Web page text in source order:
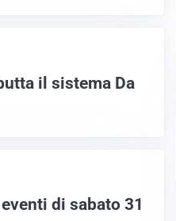
il sistema Da
di sabato 31